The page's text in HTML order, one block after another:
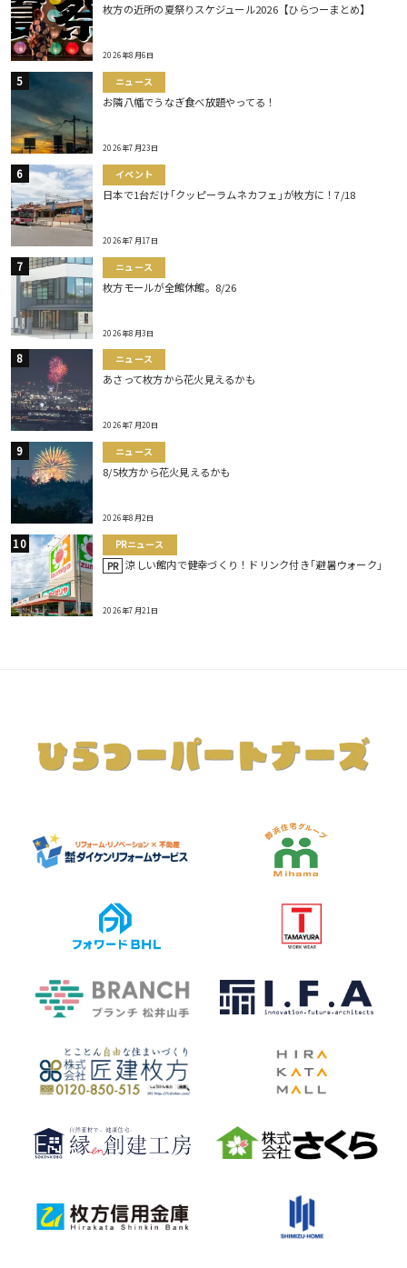
枚方の近所の夏祭りスケジュール2026【ひらつーまとめ】
2026年8月6日
ニュース
お隣八幡でうなぎ食べ放題やってる！
2026年7月23日
イベント
日本で1台だけ｢クッピーラムネカフェ｣が枚方に！7/18
2026年7月17日
ニュース
枚方モールが全館休館。8/26
2026年8月3日
ニュース
あさって枚方から花火見えるかも
2026年7月20日
ニュース
8/5枚方から花火見えるかも
2026年8月2日
PRニュース
PR 涼しい館内で健幸づくり！ドリンク付き｢避暑ウォーク｣
2026年7月21日